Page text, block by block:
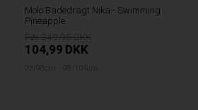
Molo Badedragt Nika - Swimming
Pineapple
349,95
104,99 DKK
92/98cm 98/104cm